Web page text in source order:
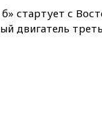
стартует с
двигатель